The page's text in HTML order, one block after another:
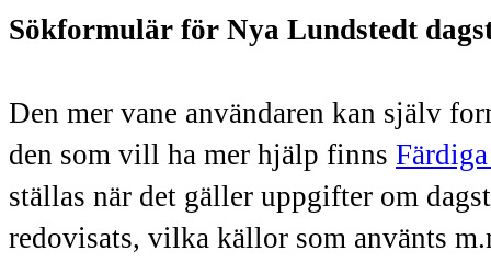
Sökformulär för Nya Lundstedt
Den mer vane användaren kan själv
den som vill ha mer hjälp finns
ställas när det gäller uppgifter om
redovisats, vilka källor som använts